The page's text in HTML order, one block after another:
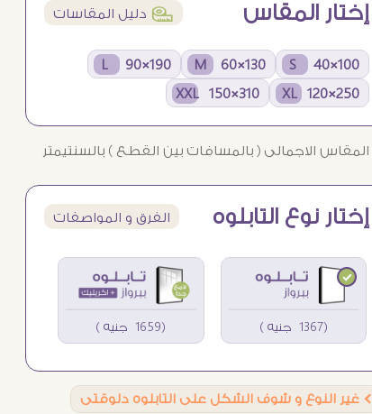
إختار المقاس í دليل المقاسات
100×40 S
130×60 M
190×90 L
250×120 XL
310×150 XXL
المقاس الاجمالى ( بالمسافات بين القطع ) بالسنتيمتر
إختار نوع التابلوه الفرق و المواصفات
(1367 جنيه ) (1659 جنيه )
Ö غير النوع و شوف الشكل على التابلوه دلوقتى